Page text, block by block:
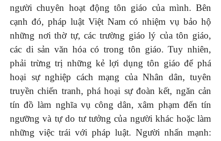
người chuyên hoạt động tôn giáo của mình. Bên
cạnh đó, pháp luật Việt Nam có nhiệm vụ bảo hộ
những nơi thờ tự, các trường giáo lý của tôn giáo,
các di sản văn hóa có trong tôn giáo. Tuy nhiên,
phải trừng trị những kẻ lợi dụng tôn giáo để phá
hoại sự nghiệp cách mạng của Nhân dân, tuyên
truyền chiến tranh, phá hoại sự đoàn kết, ngăn cản
tín đồ làm nghĩa vụ công dân, xâm phạm đến tín
ngưỡng và tự do tư tưởng của người khác hoặc làm
những việc trái với pháp luật. Người nhấn mạnh: